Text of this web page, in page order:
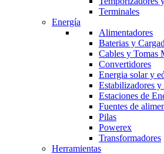
Terminales
Energía
Alimentadores
Baterias y
Cables y Tomas
Convertidores
Energia solar y
Estabilizadores
Estaciones de
Fuentes de
Pilas
Powerex
Transformadores
Herramientas